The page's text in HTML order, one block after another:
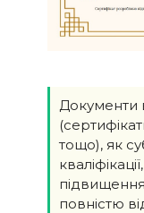
Документи
тощо), як
підвищення
повністю